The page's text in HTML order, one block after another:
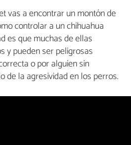
vas a encontrar un montón de
controlar a un chihuahua
es que muchas de ellas
y pueden ser peligrosas
o por alguien sin
de la agresividad en los perros.